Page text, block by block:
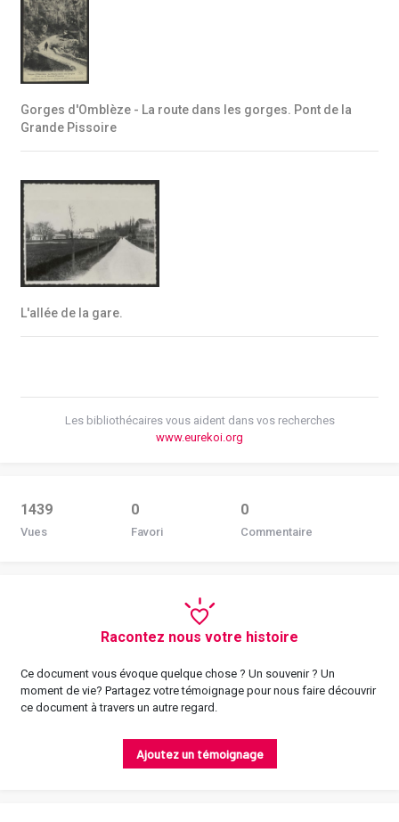
Gorges d'Omblèze - La route dans les gorges. Pont de la
Grande Pissoire
L'allée de la gare.
Les bibliothécaires vous aident dans vos recherches
www.eurekoi.org
1439
Vues
0
Favori
0
Commentaire
Racontez nous votre histoire
Ce document vous évoque quelque chose ? Un souvenir ? Un
moment de vie? Partagez votre témoignage pour nous faire découvrir
ce document à travers un autre regard.
Ajoutez un témoignage